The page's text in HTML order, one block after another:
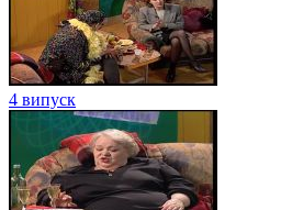
4 випуск